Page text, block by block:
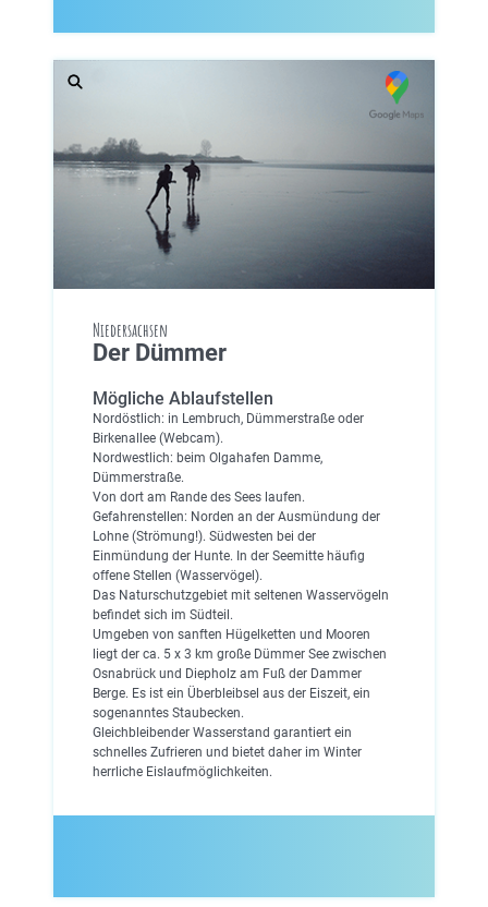
Niedersachsen
Der Dümmer
Mögliche Ablaufstellen
Nordöstlich: in Lembruch, Dümmerstraße oder
Birkenallee (Webcam).
Nordwestlich: beim Olgahafen Damme,
Dümmerstraße.
Von dort am Rande des Sees laufen.
Gefahrenstellen: Norden an der Ausmündung der
Lohne (Strömung!). Südwesten bei der
Einmündung der Hunte. In der Seemitte häufig
offene Stellen (Wasservögel).
Das Naturschutzgebiet mit seltenen Wasservögeln
befindet sich im Südteil.
Umgeben von sanften Hügelketten und Mooren
liegt der ca. 5 x 3 km große Dümmer See zwischen
Osnabrück und Diepholz am Fuß der Dammer
Berge. Es ist ein Überbleibsel aus der Eiszeit, ein
sogenanntes Staubecken.
Gleichbleibender Wasserstand garantiert ein
schnelles Zufrieren und bietet daher im Winter
herrliche Eislaufmöglichkeiten.